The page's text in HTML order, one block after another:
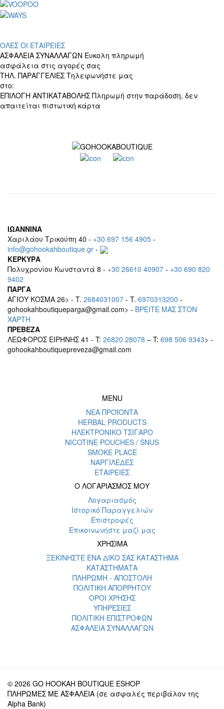
ΟΛΕΣ ΟΙ ΕΤΑΙΡΕΙΕΣ
ΑΣΦΑΛΕΙΑ ΣΥΝΑΛΛΑΓΩΝ Ευκολη πληρωμή
ασφάλεια στις αγορές σας
ΤΗΛ. ΠΑΡΑΓΓΕΛΙΕΣ Τηλεφωνήστε μας
στο:
ΕΠΙΛΟΓΗ ΑΝΤΙΚΑΤΑΒΟΛΗΣ Πληρωμή στην παράδοση, δεν
απαιτείται πιστωτική κάρτα
ΙΩΑΝΝΙΝΑ
Χαριλάου Τρικούπη 40 - +30 697 156 4905 -
info@gohookahboutique.gr -
ΚΕΡΚΥΡΑ
Πολυχρονίου Κωνσταντά 8 - +30 26610 40907 - +30 690 820
9402
ΠΑΡΓΑ
ΑΓΙΟΥ ΚΟΣΜΑ 26> - T. 2684031007 - T. 6970313200 -
gohookahboutiqueparga@gmail.com> - BΡEITE MAΣ ΣΤΟΝ
ΧΑΡΤΗ
ΠΡΕΒΕΖΑ
ΛΕΩΦΟΡΟΣ ΕΙΡΗΝΗΣ 41 - T: 26820 28078 – T: 698 506 9343> -
gohookahboutiquepreveza@gmail.com
MENU
ΝΕΑ ΠΡΟΪΟΝΤΑ
HERBAL PRODUCTS
ΗΛΕΚΤΡΟΝΙΚΟ ΤΣΙΓΑΡΟ
NICOTINE POUCHES / SNUS
SMOKE PLACE
ΝΑΡΓΙΛΕΔΕΣ
ΕΤΑΙΡΕΙΕΣ
Ο ΛΟΓΑΡΙΑΣΜΟΣ ΜΟΥ
Λογαριασμός
Ιστορικό Παραγγελιών
Επιστροφές
Επικοινωνήστε μαζί μας
ΧΡΗΣΙΜΑ
ΞΕΚΙΝΗΣΤΕ ΕΝΑ ΔΙΚΟ ΣΑΣ ΚΑΤΑΣΤΗΜΑ
ΚΑΤΑΣΤΗΜΑΤΑ
ΠΛΗΡΩΜΗ - ΑΠΟΣΤΟΛΗ
ΠΟΛΙΤΙΚΗ ΑΠΟΡΡΗΤΟΥ
ΟΡΟΙ ΧΡΗΣΗΣ
ΥΠΗΡΕΣΙΕΣ
ΠΟΛΙΤΙΚΗ ΕΠΙΣΤΡΟΦΩΝ
ΑΣΦΑΛΕΙΑ ΣΥΝΑΛΛΑΓΩΝ
© 2026 GO HOOKAH BOUTIQUE ESHOP
ΠΛΗΡΩΜΕΣ ΜΕ ΑΣΦΑΛΕΙΑ (σε ασφαλές περιβάλον της
Alpha Bank)